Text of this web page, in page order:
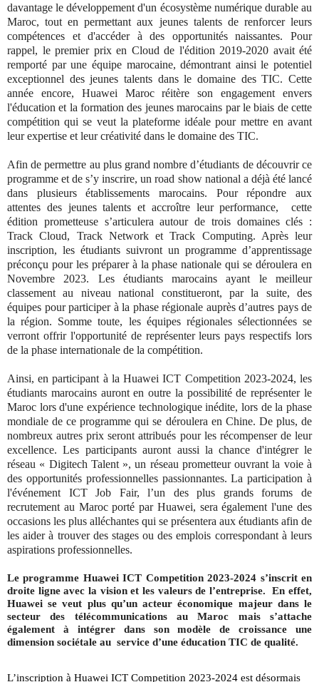
davantage le développement d'un écosystème numérique durable au
Maroc, tout en permettant aux jeunes talents de renforcer leurs
compétences et d'accéder à des opportunités naissantes. Pour
rappel, le premier prix en Cloud de l'édition 2019-2020 avait été
remporté par une équipe marocaine, démontrant ainsi le potentiel
exceptionnel des jeunes talents dans le domaine des TIC. Cette
année encore, Huawei Maroc réitère son engagement envers
l'éducation et la formation des jeunes marocains par le biais de cette
compétition qui se veut la plateforme idéale pour mettre en avant
leur expertise et leur créativité dans le domaine des TIC.
Afin de permettre au plus grand nombre d’étudiants de découvrir ce
programme et de s’y inscrire, un road show national a déjà été lancé
dans plusieurs établissements marocains. Pour répondre aux
attentes des jeunes talents et accroître leur performance, cette
édition prometteuse s’articulera autour de trois domaines clés :
Track Cloud, Track Network et Track Computing. Après leur
inscription, les étudiants suivront un programme d’apprentissage
préconçu pour les préparer à la phase nationale qui se déroulera en
Novembre 2023. Les étudiants marocains ayant le meilleur
classement au niveau national constitueront, par la suite, des
équipes pour participer à la phase régionale auprès d’autres pays de
la région. Somme toute, les équipes régionales sélectionnées se
verront offrir l'opportunité de représenter leurs pays respectifs lors
de la phase internationale de la compétition.
Ainsi, en participant à la Huawei ICT Competition 2023-2024, les
étudiants marocains auront en outre la possibilité de représenter le
Maroc lors d'une expérience technologique inédite, lors de la phase
mondiale de ce programme qui se déroulera en Chine. De plus, de
nombreux autres prix seront attribués pour les récompenser de leur
excellence. Les participants auront aussi la chance d'intégrer le
réseau « Digitech Talent », un réseau prometteur ouvrant la voie à
des opportunités professionnelles passionnantes. La participation à
l'événement ICT Job Fair, l’un des plus grands forums de
recrutement au Maroc porté par Huawei, sera également l'une des
occasions les plus alléchantes qui se présentera aux étudiants afin de
les aider à trouver des stages ou des emplois correspondant à leurs
aspirations professionnelles.
Le programme Huawei ICT Competition 2023-2024 s’inscrit en
droite ligne avec la vision et les valeurs de l’entreprise. En effet,
Huawei se veut plus qu’un acteur économique majeur dans le
secteur des télécommunications au Maroc mais s’attache
également à intégrer dans son modèle de croissance une
dimension sociétale au service d’une éducation TIC de qualité.
L’inscription à Huawei ICT Competition 2023-2024 est désormais